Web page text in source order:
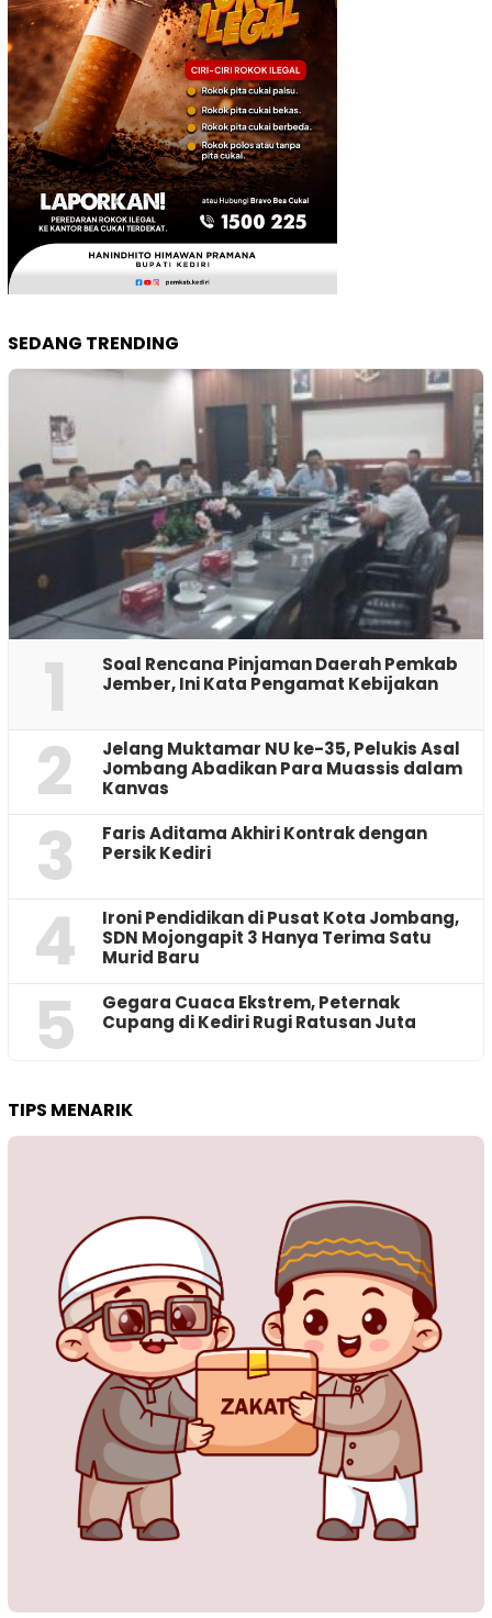
SEDANG TRENDING
1
‎Soal Rencana Pinjaman Daerah Pemkab
Jember, Ini Kata Pengamat Kebijakan ‎
2
Jelang Muktamar NU ke-35, Pelukis Asal
Jombang Abadikan Para Muassis dalam
Kanvas
3
Faris Aditama Akhiri Kontrak dengan
Persik Kediri
4
Ironi Pendidikan di Pusat Kota Jombang,
SDN Mojongapit 3 Hanya Terima Satu
Murid Baru
5
‎Gegara Cuaca Ekstrem, Peternak
Cupang di Kediri Rugi Ratusan Juta
TIPS MENARIK